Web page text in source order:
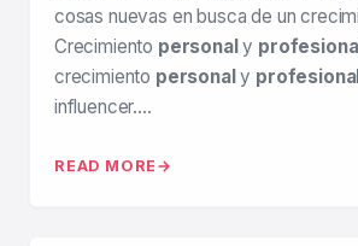
cosas nuevas en busca de un
Crecimiento personaly
crecimiento personaly
influencer….
READ MORE